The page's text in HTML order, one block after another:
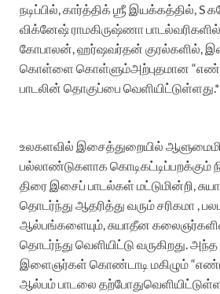
நடிப்பில்,கார்த்திக்ஶ்ரீ இயக்கத்தில், S
விக்னேஷ்ராமகிருஷ்ணாபாடல்வரிகளில்
கோபாலன்,ஹர்ஷவர்தன் குரல்களில்,
கொள்ளை கொள்ளும்அற்புதமான “எண்ட
பாடலின் தொகுப்பை வெளியிட்டுள்ளது
உலகளவில் இசைத்துறையில்
பல்லாண்டுகளாககொடிகட்டிப்பறக்கும்
திரை இசைப் பாடல்கள் மட்டுமின்றி,
தொடர்ந்து ஆதரித்து வரும்சரிகமா ,பல
ஆல்பங்களையும்,சுயாதீன
தொடர்ந்து வெளியிட்டு வருகிறது.அந்த
இளைஞர்கள் கொண்டாடி மகிழும்“எண்ட
ஆல்பம்பாடலை தற்போது